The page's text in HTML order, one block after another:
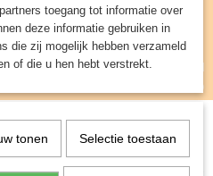
UW WINKELWAGEN
(0)
> Magisch dobbelplezier -
toegang tot informatie over
deze informatie gebruiken in
die zij mogelijk hebben verzameld
of die u hen hebt verstrekt.
tonen Selectie toestaan